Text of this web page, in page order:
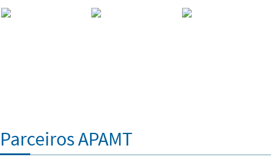
Parceiros APAMT